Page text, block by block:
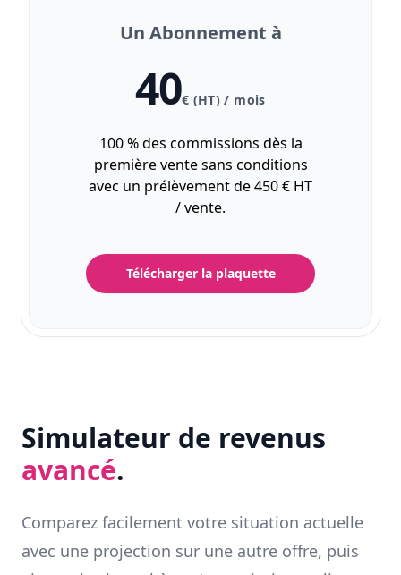
Un Abonnement à
40€ (HT) / mois
100 % des commissions dès la
première vente sans conditions
avec un prélèvement de 450 € HT
/ vente.
Télécharger la plaquette
Simulateur de revenus
avancé.
Comparez facilement votre situation actuelle
avec une projection sur une autre offre, puis